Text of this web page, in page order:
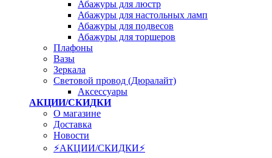
Абажуры для люстр
Абажуры для настольных ламп
Абажуры для подвесов
Абажуры для торшеров
Плафоны
Вазы
Зеркала
Световой провод (Дюралайт)
Аксессуары
АКЦИИ/СКИДКИ
О магазине
Доставка
Новости
⚡АКЦИИ/СКИДКИ⚡